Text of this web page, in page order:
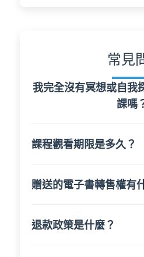
常見
我完全沒有冥想或自我
課嗎
課程觀看期限是多久？
贈送的電子書轉售權有
退款政策是什麼？